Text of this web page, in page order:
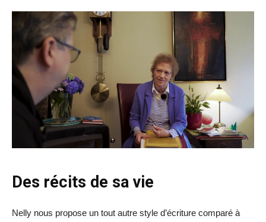
Des récits de sa vie
Nelly nous propose un tout autre style d’écriture comparé à